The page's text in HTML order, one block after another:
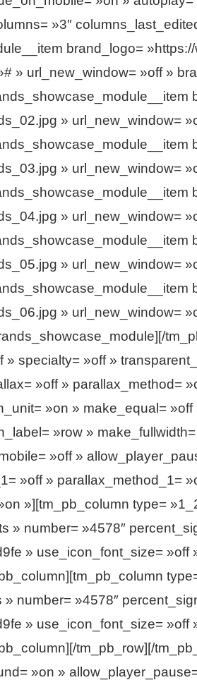
»3″
brand_logo=
» url_new_window= »off »
» url_new_window=
» url_new_window=
» url_new_window=
» url_new_window=
» url_new_window=
specialty= »off »
»off » parallax_method=
»on » make_equal=
»row »
»off »
»off » parallax_method_1=
»][tm_pb_column type=
» number= »4578″
» use_icon_font_size=
number= »4578″
» use_icon_font_size=
tm_pb_row][/
»on »